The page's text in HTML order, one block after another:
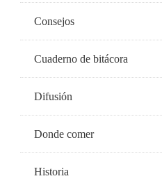
Consejos
Cuaderno de bitácora
Difusión
Donde comer
Historia